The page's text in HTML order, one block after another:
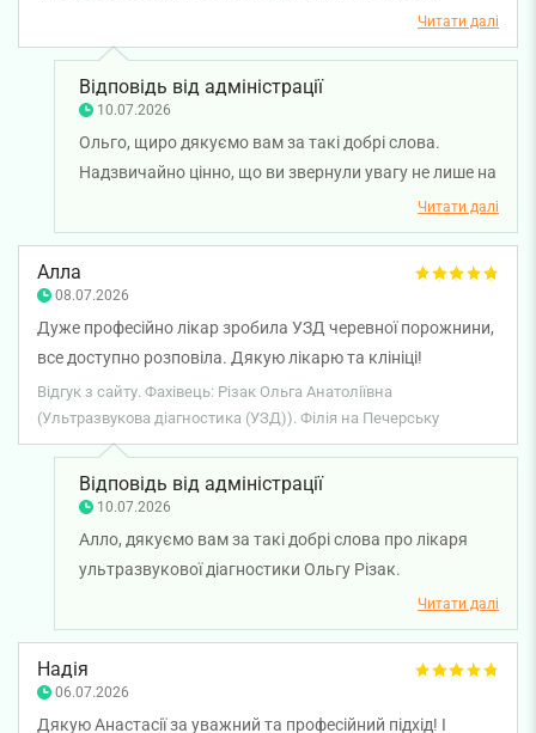
Читати далі
Відповідь від адміністрації
10.07.2026
Ольго, щиро дякуємо вам за такі добрі слова.
Надзвичайно цінно, що ви звернули увагу не лише на
діагностики Людмили Босенко, а й на турботу та
привітність нашого адміністратора. Бажаємо вам
міцного здоров'я!
Читати далі
Алла
08.07.2026
Дуже професійно лікар зробила УЗД черевної порожнини,
все доступно розповіла. Дякую лікарю та клініці!
Відгук з сайту. Фахівець: Різак Ольга Анатоліївна
(Ультразвукова діагностика (УЗД)). Філія на Печерську
Відповідь від адміністрації
10.07.2026
Алло, дякуємо вам за такі добрі слова про лікаря
ультразвукової діагностики Ольгу Різак.
Надзвичайно цінно, що професійність, уважність і
вміння лікаря доступно пояснити результати
обстеження допомогли вам отримати приємний
досвід від візиту. Бажаємо вам міцного здоров'я!
Читати далі
Надія
06.07.2026
Дякую Анастасії за уважний та професійний підхід! І